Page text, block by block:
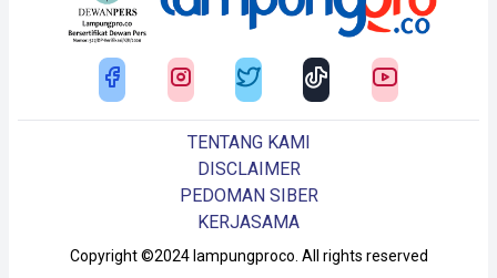
Copyright ©2024 lampungproco. All rights reserved
TENTANG KAMI
DISCLAIMER
PEDOMAN SIBER
KERJASAMA